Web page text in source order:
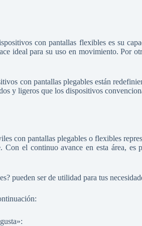
con pantallas flexibles es su
ideal para su uso en movimiento. Por
con pantallas plegables están
y ligeros que los dispositivos
con pantallas plegables o flexibles
Con el continuo avance en esta área,
pueden ser de utilidad para tus